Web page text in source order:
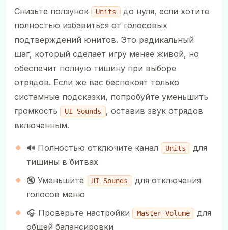
Снизьте ползунок Units
до нуля, если хотите
полностью избавиться от голосовых
подтверждений юнитов. Это радикальный
шаг, который сделает игру менее живой, но
обеспечит полную тишину при выборе
отрядов. Если же вас беспокоят только
системные подсказки, попробуйте уменьшить
громкость
UI Sounds
, оставив звук отрядов
включенным.
🔊 Полностью отключите канал Units
для
тишины в битвах
🔇 Уменьшите
UI Sounds
для отключения
голосов меню
🎧 Проверьте настройки
Master Volume
для
общей балансировки